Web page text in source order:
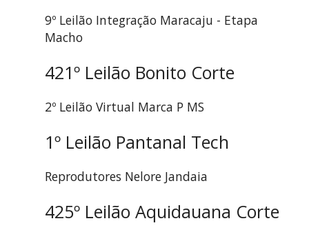
9º Leilão Integração Maracaju - Etapa
Macho
421º Leilão Bonito Corte
2º Leilão Virtual Marca P MS
1º Leilão Pantanal Tech
Reprodutores Nelore Jandaia
425º Leilão Aquidauana Corte